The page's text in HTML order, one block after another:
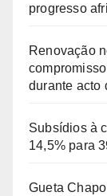
progresso
Renovação
durante acto
Subsídios à
14,5% para
Gueta